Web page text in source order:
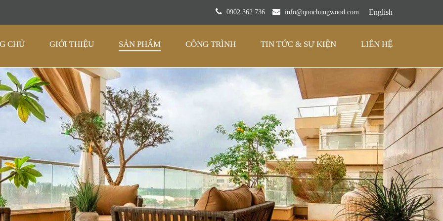
English
info@quochungwood.com
0902 362 736
CHỦ GIỚI THIỆU SẢN PHẨM CÔNG TRÌNH TIN TỨC & SỰ KIỆN LIÊN HỆ